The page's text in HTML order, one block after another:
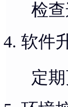
检
软件
定